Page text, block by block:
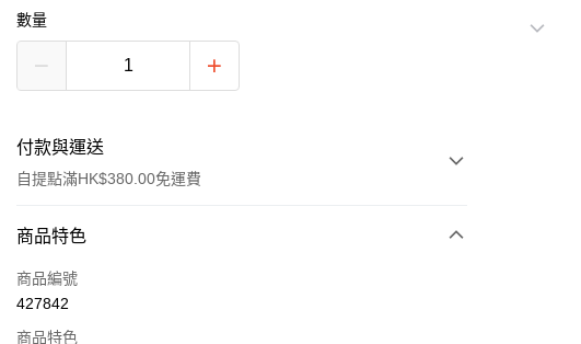
數量
付款與運送
自提點滿HK$380.00免運費
付款方式
信用卡
商品特色
商品編號
427842
商品特色